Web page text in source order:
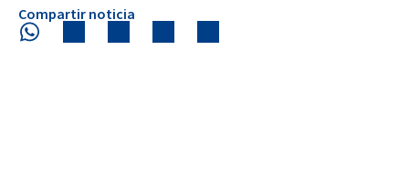
Compartir noticia